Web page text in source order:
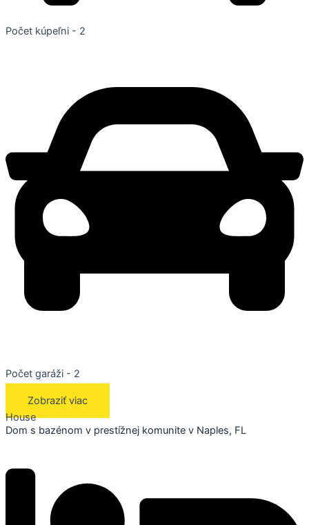
Počet kúpeľni - 2
Počet garáži - 2
Zobraziť viac
House
Dom s bazénom v prestížnej komunite v Naples, FL